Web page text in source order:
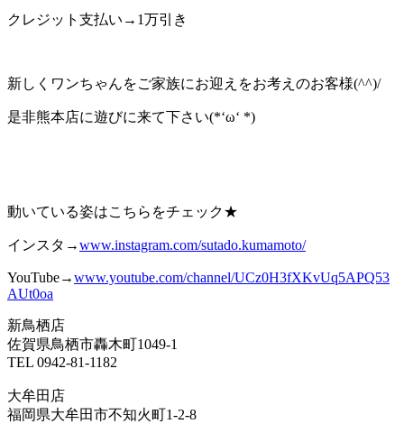
クレジット支払い→1万引き
新しくワンちゃんをご家族にお迎えをお考えのお客様(^^)/
是非熊本店に遊びに来て下さい(*‘ω‘ *)
動いている姿はこちらをチェック★
インスタ→www.instagram.com/sutado.kumamoto/
YouTube→www.youtube.com/channel/UCz0H3fXKvUq5APQ53
AUt0oa
新鳥栖店
佐賀県鳥栖市轟木町1049-1
TEL 0942-81-1182
大牟田店
福岡県大牟田市不知火町1-2-8